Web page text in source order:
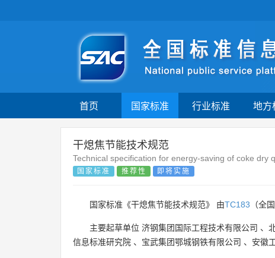
首页 国家标准 行业标准 地方
干熄焦节能技术规范
Technical specification for energy-saving of coke dry
国家标准 推荐性 即将实施
国家标准《干熄焦节能技术规范》 由TC183 （全
主要起草单位 济钢集团国际工程技术有限公司 、
信息标准研究院 、 宝武集团鄂城钢铁有限公司 、 安徽